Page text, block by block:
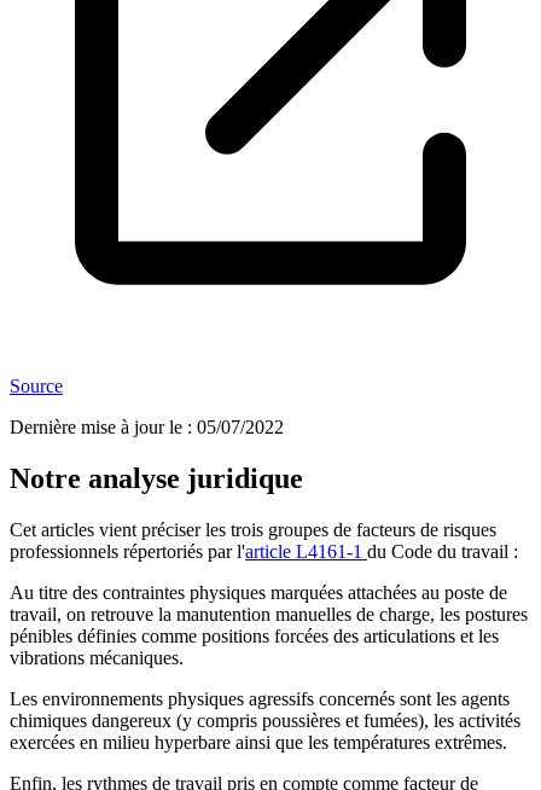
Source
Dernière mise à jour le : 05/07/2022
Notre analyse juridique
Cet articles vient préciser les trois groupes de facteurs de risques
professionnels répertoriés par l'article L4161-1 du Code du travail :
Au titre des contraintes physiques marquées attachées au poste de
travail, on retrouve la manutention manuelles de charge, les postures
pénibles définies comme positions forcées des articulations et les
vibrations mécaniques.
Les environnements physiques agressifs concernés sont les agents
chimiques dangereux (y compris poussières et fumées), les activités
exercées en milieu hyperbare ainsi que les températures extrêmes.
Enfin, les rythmes de travail pris en compte comme facteur de